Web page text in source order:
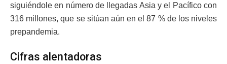
siguiéndole en número de llegadas Asia y el Pacífico con
316 millones, que se sitúan aún en el 87 % de los niveles
prepandemia.
Cifras alentadoras